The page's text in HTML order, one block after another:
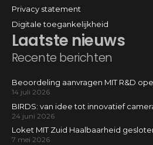
Laatste nieuws
Recente berichten
Beoordeling aanvragen MIT R&D
14 juli 2026
BIRDS: van idee tot innovatief
24 juni 2026
Loket MIT Zuid Haalbaarheid
7 mei 2026
Privacy statement
Digitale toegankelijkheid